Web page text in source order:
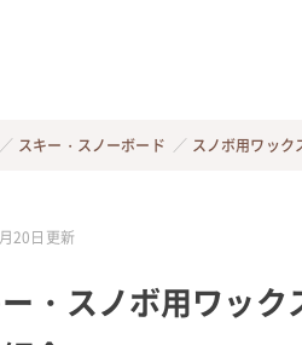
スキー・スノーボード スノボ用ワック
20日 更新
・スノボ用ワッ